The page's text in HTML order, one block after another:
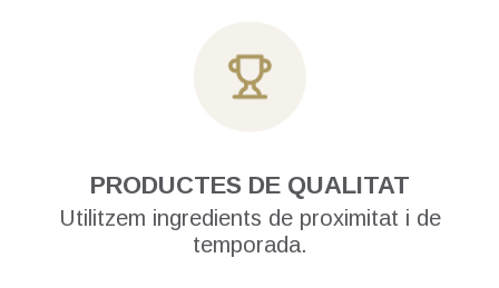
PRODUCTES DE QUALITAT
Utilitzem ingredients de proximitat i de
temporada.